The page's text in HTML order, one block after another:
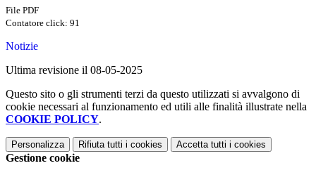
File PDF
Contatore click: 91
Notizie
Ultima revisione il 08-05-2025
Questo sito o gli strumenti terzi da questo utilizzati si avvalgono di
cookie necessari al funzionamento ed utili alle finalità illustrate nella
COOKIE POLICY.
Personalizza Rifiuta tutti i cookies Accetta tutti i cookies
Gestione cookie